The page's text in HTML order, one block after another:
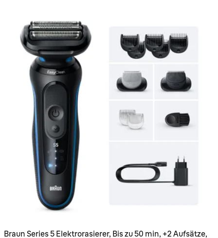
Braun Series 5 Elektrorasierer, Bis zu 50 min, +2 Aufsätze,